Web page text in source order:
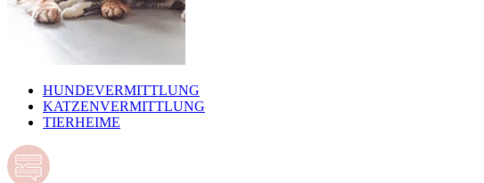
HUNDEVERMITTLUNG
KATZENVERMITTLUNG
TIERHEIME